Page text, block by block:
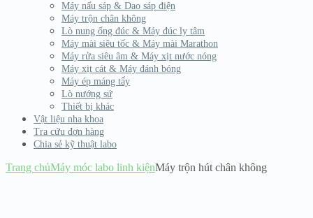
Máy nấu sáp & Dao sáp điện
Máy trộn chân không
Lò nung ống đúc & Máy đúc ly tâm
Máy mài siêu tốc & Máy mài Marathon
Máy rửa siêu âm & Máy xịt nước nóng
Máy xịt cát & Máy đánh bóng
Máy ép máng tẩy
Lò nướng sứ
Thiết bị khác
Vật liệu nha khoa
Tra cứu đơn hàng
Chia sẻ kỹ thuật labo
Trang chủMáy móc labo linh kiệnMáy trộn hút chân không